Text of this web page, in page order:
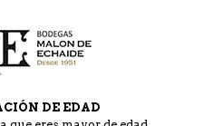
DE EDAD